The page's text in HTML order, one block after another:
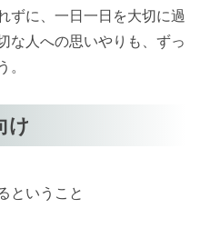
ずに、一日一日を大切に過
な人への思いやりも、ずっ
け
ということ